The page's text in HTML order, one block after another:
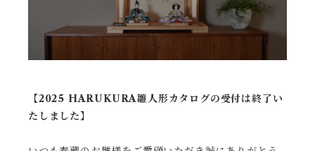
【2025 HARUKURA雛人形カタログの受付は終了い
たしました】